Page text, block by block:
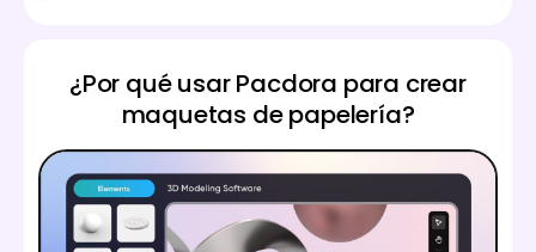
¿Por qué usar Pacdora para crear
maquetas de papelería?